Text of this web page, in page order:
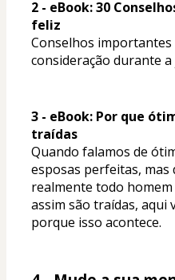
2 - eBook: 30
feliz
Conselhos importantes
consideração durante
3 - eBook: Por que
traídas
Quando falamos de
esposas perfeitas, mas
realmente todo
assim são traídas, aqui
porque isso acontece.